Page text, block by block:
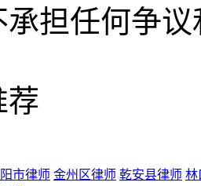
担任何争
荐
市律师 金州区律师 乾安县律师 林